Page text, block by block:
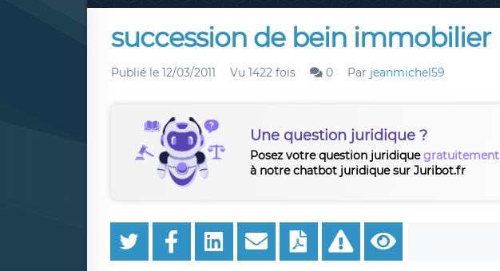
succession de bein immobilier
Publié le 12/03/2011 Vu 1422 fois 0 Par jeanmichel59
Une question juridique ?
Posez votre question juridiquegratuitement
à notre chatbot juridique sur Juribot.fr